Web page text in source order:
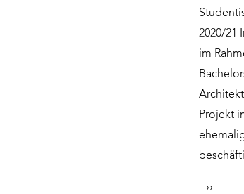
2020/21
im
Projekt
››